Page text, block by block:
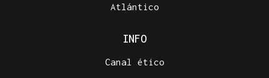
Atlántico
INFO
Canal ético